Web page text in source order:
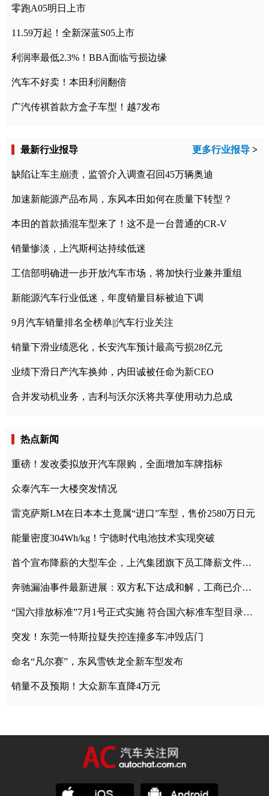
零跑A05明日上市
11.59万起！全新深蓝S05上市
利润率最低2.3%！BBA面临亏损边缘
汽车不好卖！本田利润翻倍
广汽传祺首款方盒子车型！越7发布
最新行业报导 更多行业报导 >
缺陷让车主崩溃，监管介入调查召回45万辆奥迪
加速新能源产品布局，东风本田如何在质量下转型？
本田的首款插混车型来了！这不是一台普通的CR-V
销量惨淡，上汽斯柯达持续低迷
工信部明确进一步开放汽车市场，将加快行业兼并重组
新能源汽车行业低迷，年度销量目标被迫下调
9月汽车销量排名全榜单||汽车行业关注
销量下滑业绩恶化，长安汽车预计最高亏损28亿元
业绩下滑日产汽车换帅，内田诚被任命为新CEO
合并发动机业务，吉利与沃尔沃将共享使用动力总成
热点新闻
重磅！发改委拟放开汽车限购，全面增加车牌指标
众泰汽车一大楼突发情况
雷克萨斯LM在日本本土竟属“进口”车型，售价2580万日元
能量密度304Wh/kg！宁德时代电池技术实现突破
首个宣布降薪的大型车企，上汽集团旗下员工降薪文件曝光
奔驰漏油事件最新进展：双方私下达成和解，工商已介入调查
“国六排放标准”7月1号正式实施 符合国六标准车型目录一览
突发！东莞一特斯拉疑失控连撞多车冲毁店门
命名“凡尔赛”，东风雪铁龙全新车型发布
销量不及预期！大众新车直降4万元